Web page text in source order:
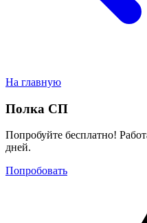
На главную
Полка СП
Попробуйте бесплатно!
дней.
Попробовать